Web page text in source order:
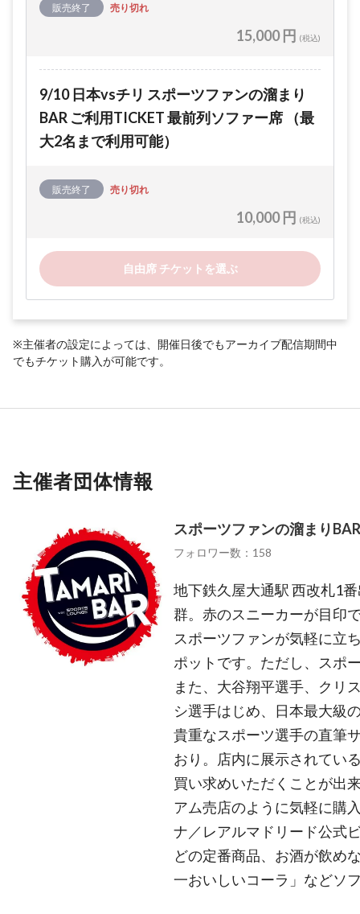
販売終了 売り切れ
15,000 円 (税込)
9/10 日本vsチリ スポーツファンの溜まり
BAR ご利用TICKET 最前列ソファー席 （最
大2名まで利用可能）
販売終了 売り切れ
10,000 円 (税込)
自由席 チケットを選ぶ
※主催者の設定によっては、開催日後でもアーカイブ配信期間中
でもチケット購入が可能です。
主催者団体情報
スポーツファンの溜まりBAR
フォロワー数：158
地下鉄久屋大通駅 西改札1
群。赤のスニーカーが目印
スポーツファンが気軽に立
ポットです。ただし、スポ
また、大谷翔平選手、クリ
シ選手はじめ、日本最大級
貴重なスポーツ選手の直筆
おり。店内に展示されてい
買い求めいただくことが出
アム売店のように気軽に購
ナ／レアルマドリード公式
どの定番商品、お酒が飲め
一おいしいコーラ」などソ